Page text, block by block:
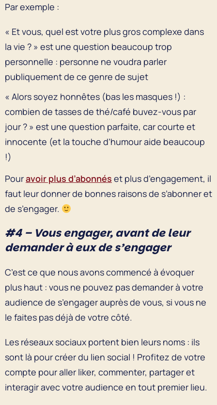
Par exemple :
« Et vous, quel est votre plus gros complexe dans
la vie ? » est une question beaucoup trop
personnelle : personne ne voudra parler
publiquement de ce genre de sujet
« Alors soyez honnêtes (bas les masques !) :
combien de tasses de thé/café buvez-vous par
jour ? » est une question parfaite, car courte et
innocente (et la touche d’humour aide beaucoup
!)
Pouravoir plus d’abonnés et plus d’engagement, il
faut leur donner de bonnes raisons de s’abonner et
de s’engager.
#4 – Vous engager, avant de leur
demander à eux de s’engager
C’est ce que nous avons commencé à évoquer
plus haut : vous ne pouvez pas demander à votre
audience de s’engager auprès de vous, si vous ne
le faites pas déjà de votre côté.
Les réseaux sociaux portent bien leurs noms : ils
sont là pour créer du lien social ! Profitez de votre
compte pour aller liker, commenter, partager et
interagir avec votre audience en tout premier lieu.